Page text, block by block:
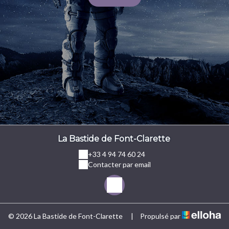
La Bastide de Font-Clarette
+33 4 94 74 60 24
Contacter par email
© 2026 La Bastide de Font-Clarette | Propulsé par